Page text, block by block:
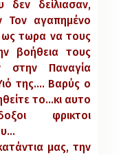
δεν δείλιασαν,
Τον αγαπημένο
τωρα να τους
βοήθεια τους
στην Παναγία
της…. Βαρύς ο
το…κι αυτο
φρικτοι
μας, την